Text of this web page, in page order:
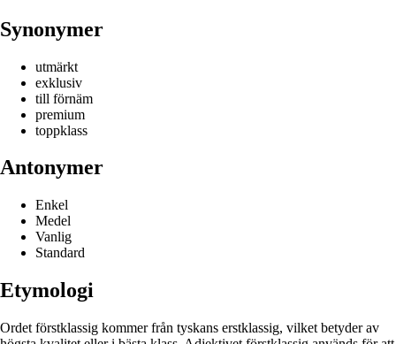
Synonymer
utmärkt
exklusiv
till förnäm
premium
toppklass
Antonymer
Enkel
Medel
Vanlig
Standard
Etymologi
Ordet förstklassig kommer från tyskans erstklassig, vilket betyder av